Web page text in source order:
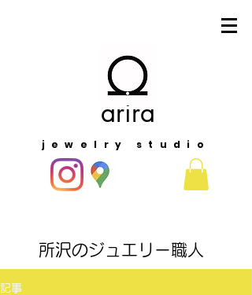
arira
jewelry studio
​所沢のジュエリー職人
記事